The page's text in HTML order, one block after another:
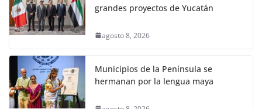
grandes proyectos de Yucatán
agosto 8, 2026
Municipios de la Península se
hermanan por la lengua maya